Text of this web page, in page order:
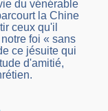
du vénérable
la Chine
ceux qu'il
foi « sans
ce jésuite qui
d'amitié,